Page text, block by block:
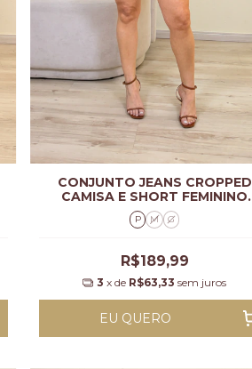
CONJUNTO JEANS CROPPED
CAMISA E SHORT FEMININO
ÁGATA
P M G
R$189,99
3 x de R$63,33 sem juros
EU QUERO